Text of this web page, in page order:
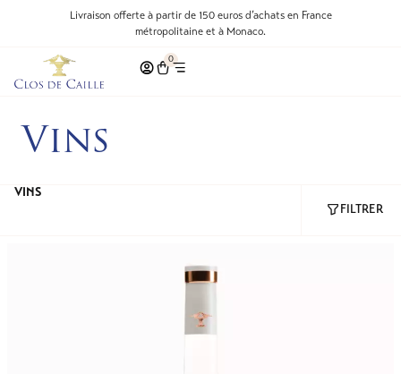
Livraison offerte à partir de 150 euros d’achats en France
métropolitaine et à Monaco.
0
Vins
VINS
FILTRER